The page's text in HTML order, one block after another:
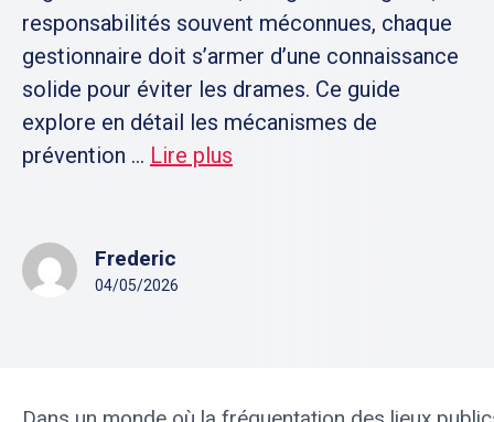
responsabilités souvent méconnues, chaque
gestionnaire doit s’armer d’une connaissance
solide pour éviter les drames. Ce guide
explore en détail les mécanismes de
prévention ... Lire plus
Frederic
04/05/2026